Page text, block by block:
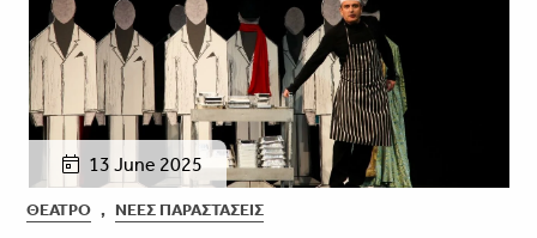
13 June 2025
ΘΈΑΤΡΟ , ΝΈΕΣ ΠΑΡΑΣΤΆΣΕΙΣ